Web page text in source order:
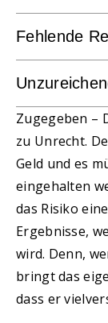
Fehlende
Zugegeben –
zu Unrecht.
Geld und es
eingehalten
das Risiko
Ergebnisse,
wird. Denn,
bringt das
dass er